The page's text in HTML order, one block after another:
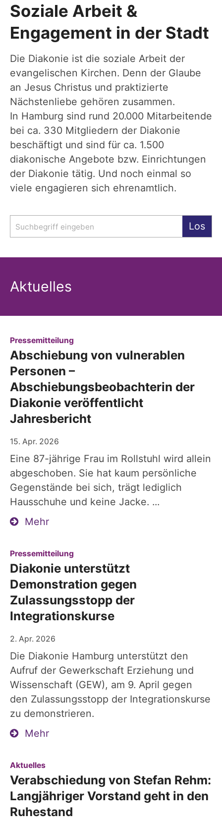
Soziale Arbeit &
Engagement in der Stadt
Die Diakonie ist die soziale Arbeit der
evangelischen Kirchen. Denn der Glaube
an Jesus Christus und praktizierte
Nächstenliebe gehören zusammen.
In Hamburg sind rund 20.000 Mitarbeitende
bei ca. 330 Mitgliedern der Diakonie
beschäftigt und sind für ca. 1.500
diakonische Angebote bzw. Einrichtungen
der Diakonie tätig. Und noch einmal so
viele engagieren sich ehrenamtlich.
Suche Los
Aktuelles
Pressemitteilung
Abschiebung von vulnerablen
Personen –
Abschiebungsbeobachterin der
Diakonie veröffentlicht
Jahresbericht
15. Apr. 2026
Eine 87-jährige Frau im Rollstuhl wird allein
abgeschoben. Sie hat kaum persönliche
Gegenstände bei sich, trägt lediglich
Hausschuhe und keine Jacke. ...
Mehr
Pressemitteilung
Diakonie unterstützt
Demonstration gegen
Zulassungsstopp der
Integrationskurse
2. Apr. 2026
Die Diakonie Hamburg unterstützt den
Aufruf der Gewerkschaft Erziehung und
Wissenschaft (GEW), am 9. April gegen
den Zulassungsstopp der Integrationskurse
zu demonstrieren.
Mehr
Aktuelles:
Verabschiedung von Stefan Rehm:
Langjähriger Vorstand geht in den
Ruhestand